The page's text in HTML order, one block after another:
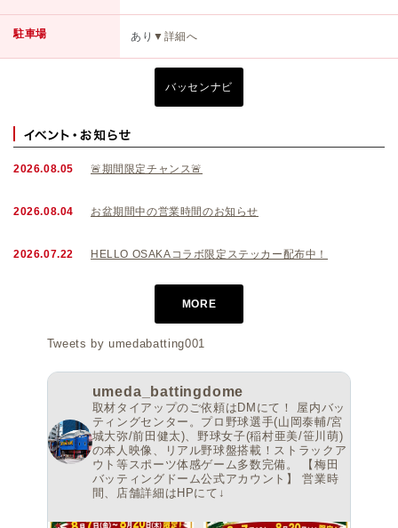
駐車場 あり ▼詳細へ
バッセンナビ
MORE
2026.08.05 🚨期間限定チャンス🚨
2026.08.04 お盆期間中の営業時間のお知らせ
2026.07.22 HELLO OSAKAコラボ限定ステッカー配布中！
Tweets by umedabatting001
umeda_battingdome
取材タイアップのご依頼はDMにて！
屋内バッ
ティングセンター。プロ野球選手(山岡泰輔/宮
城大弥/前田健太)、野球女子(稲村亜美/笹川萌)
の本人映像、リアル野球盤搭載！ストラックア
ウト等スポーツ体感ゲーム多数完備。
【梅田
バッティングドーム公式アカウント】
営業時
間、店舗詳細はHPにて↓